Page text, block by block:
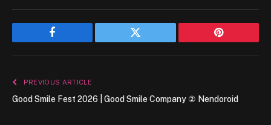
Facebook Twitter Pinterest
PREVIOUS ARTICLE
Good Smile Fest 2026 | Good Smile Company ② Nendoroid